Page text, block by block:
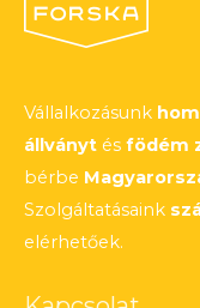
Vállalkozásunk
állványt és födém
bérbe
Szolgáltatásaink
elérhetőek.